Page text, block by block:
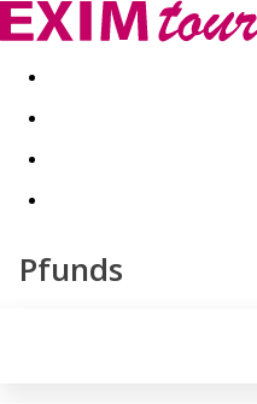
Akční nabídky Last minute
Pfunds